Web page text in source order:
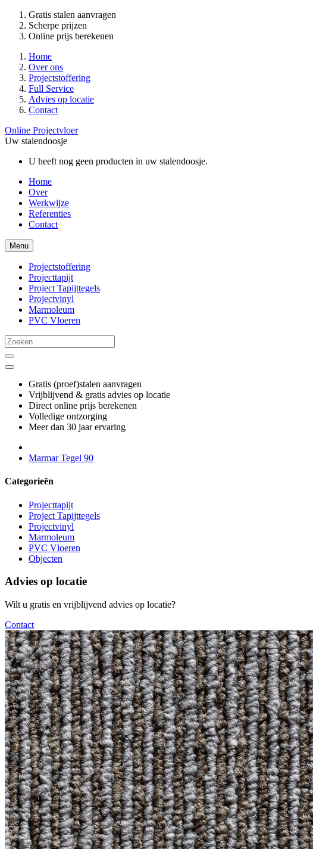
Gratis stalen aanvragen
Scherpe prijzen
Online prijs berekenen
Home
Over ons
Projectstoffering
Full Service
Advies op locatie
Contact
Online Projectvloer
Uw stalendoosje
U heeft nog geen producten in uw stalendoosje.
Home
Over
Werkwijze
Referenties
Contact
Menu
Projectstoffering
Projecttapijt
Project Tapijttegels
Projectvinyl
Marmoleum
PVC Vloeren
Gratis (proef)stalen aanvragen
Vrijblijvend & gratis advies op locatie
Direct online prijs berekenen
Volledige ontzorging
Meer dan 30 jaar ervaring
Marmar Tegel 90
Categorieën
Projecttapijt
Project Tapijttegels
Projectvinyl
Marmoleum
PVC Vloeren
Objecten
Advies op locatie
Wilt u gratis en vrijblijvend advies op locatie?
Contact